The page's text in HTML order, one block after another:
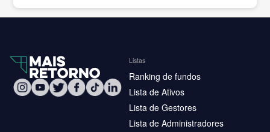
Listas
Ranking de fundos
Lista de Ativos
Lista de Gestores
Lista de Administradores